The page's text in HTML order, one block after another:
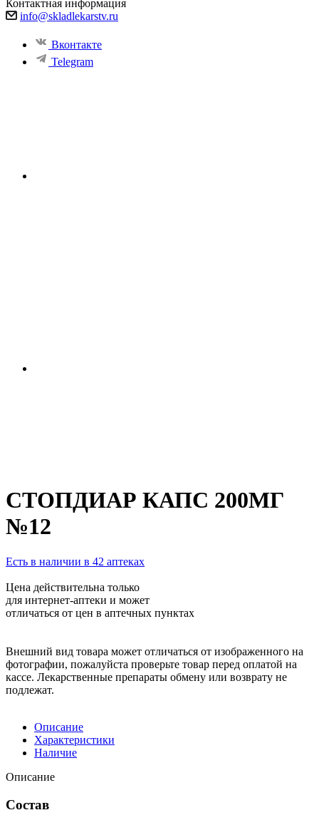
Контактная информация
info@skladlekarstv.ru
Вконтакте
Telegram
СТОПДИАР КАПС 200МГ
№12
Есть в наличии в 42 аптеках
Цена действительна только
для интернет-аптеки и может
отличаться от цен в аптечных пунктах
Внешний вид товара может отличаться от изображенного на
фотографии, пожалуйста проверьте товар перед оплатой на
кассе. Лекарственные препараты обмену или возврату не
подлежат.
Описание
Характеристики
Наличие
Описание
Состав